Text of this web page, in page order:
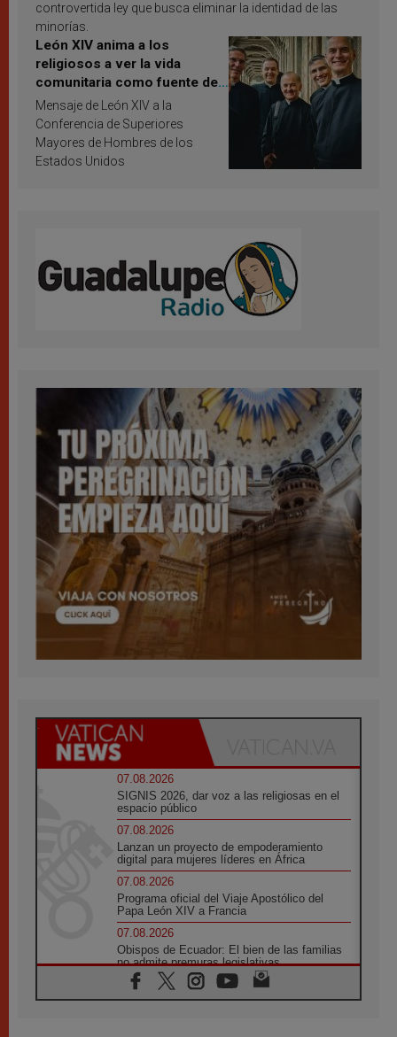
controvertida ley que busca eliminar la identidad de las
minorías.
León XIV anima a los
religiosos a ver la vida
comunitaria como fuente de
inspiración y santificación
Mensaje de León XIV a la
Conferencia de Superiores
Mayores de Hombres de los
Estados Unidos
07.08.2026
SIGNIS 2026, dar voz a las religiosas en el
espacio público
07.08.2026
Lanzan un proyecto de empoderamiento
digital para mujeres líderes en África
07.08.2026
Programa oficial del Viaje Apostólico del
Papa León XIV a Francia
07.08.2026
Obispos de Ecuador: El bien de las familias
no admite premuras legislativas
06.08.2026
Cardenal Parolin: La paz comienza con la